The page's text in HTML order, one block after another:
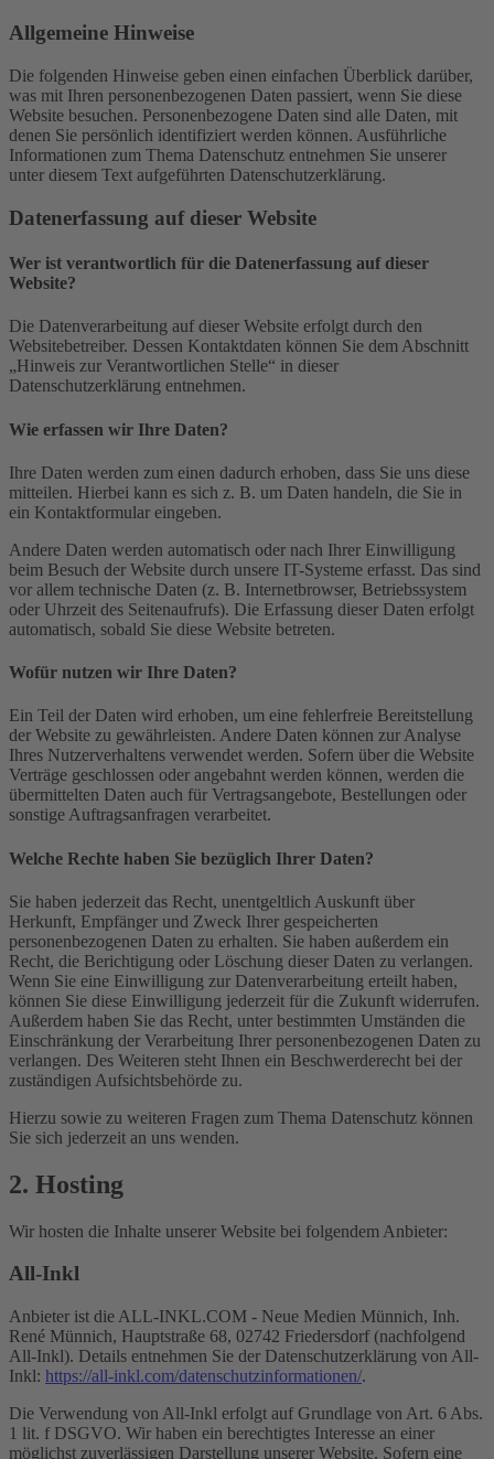
Allgemeine Hinweise
Die folgenden Hinweise geben einen einfachen Überblick darüber,
was mit Ihren personenbezogenen Daten passiert, wenn Sie diese
Website besuchen. Personenbezogene Daten sind alle Daten, mit
denen Sie persönlich identifiziert werden können. Ausführliche
Informationen zum Thema Datenschutz entnehmen Sie unserer
unter diesem Text aufgeführten Datenschutzerklärung.
Datenerfassung auf dieser Website
Wer ist verantwortlich für die Datenerfassung auf dieser
Website?
Die Datenverarbeitung auf dieser Website erfolgt durch den
Websitebetreiber. Dessen Kontaktdaten können Sie dem Abschnitt
„Hinweis zur Verantwortlichen Stelle“ in dieser
Datenschutzerklärung entnehmen.
Wie erfassen wir Ihre Daten?
Ihre Daten werden zum einen dadurch erhoben, dass Sie uns diese
mitteilen. Hierbei kann es sich z. B. um Daten handeln, die Sie in
ein Kontaktformular eingeben.
Andere Daten werden automatisch oder nach Ihrer Einwilligung
beim Besuch der Website durch unsere IT-Systeme erfasst. Das sind
vor allem technische Daten (z. B. Internetbrowser, Betriebssystem
oder Uhrzeit des Seitenaufrufs). Die Erfassung dieser Daten erfolgt
automatisch, sobald Sie diese Website betreten.
Wofür nutzen wir Ihre Daten?
Ein Teil der Daten wird erhoben, um eine fehlerfreie Bereitstellung
der Website zu gewährleisten. Andere Daten können zur Analyse
Ihres Nutzerverhaltens verwendet werden. Sofern über die Website
Verträge geschlossen oder angebahnt werden können, werden die
übermittelten Daten auch für Vertragsangebote, Bestellungen oder
sonstige Auftragsanfragen verarbeitet.
Welche Rechte haben Sie bezüglich Ihrer Daten?
Sie haben jederzeit das Recht, unentgeltlich Auskunft über
Herkunft, Empfänger und Zweck Ihrer gespeicherten
personenbezogenen Daten zu erhalten. Sie haben außerdem ein
Recht, die Berichtigung oder Löschung dieser Daten zu verlangen.
Wenn Sie eine Einwilligung zur Datenverarbeitung erteilt haben,
können Sie diese Einwilligung jederzeit für die Zukunft widerrufen.
Außerdem haben Sie das Recht, unter bestimmten Umständen die
Einschränkung der Verarbeitung Ihrer personenbezogenen Daten zu
verlangen. Des Weiteren steht Ihnen ein Beschwerderecht bei der
zuständigen Aufsichtsbehörde zu.
Hierzu sowie zu weiteren Fragen zum Thema Datenschutz können
Sie sich jederzeit an uns wenden.
2. Hosting
Wir hosten die Inhalte unserer Website bei folgendem Anbieter:
All-Inkl
Anbieter ist die ALL-INKL.COM - Neue Medien Münnich, Inh.
René Münnich, Hauptstraße 68, 02742 Friedersdorf (nachfolgend
All-Inkl). Details entnehmen Sie der Datenschutzerklärung von All-
Inkl: https://all-inkl.com/datenschutzinformationen/.
Die Verwendung von All-Inkl erfolgt auf Grundlage von Art. 6 Abs.
1 lit. f DSGVO. Wir haben ein berechtigtes Interesse an einer
möglichst zuverlässigen Darstellung unserer Website. Sofern eine